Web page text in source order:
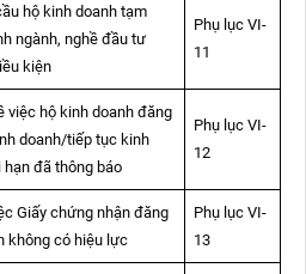
hộ kinh doanh tạm
ngành, nghề đầu tư
kiện
Phụ lục VI-
11
việc hộ kinh doanh đăng
doanh/tiếp tục kinh
đã thông báo
Phụ lục VI-
12
Giấy chứng nhận đăng
không có hiệu lực
Phụ lục VI-
13